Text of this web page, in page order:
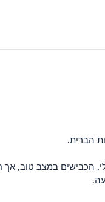
הברית.
הכבישים במצב טוב, אך